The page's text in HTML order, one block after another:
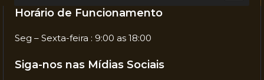
Horário de Funcionamento
Seg – Sexta-feira : 9:00 as 18:00
Siga-nos nas Mídias Sociais